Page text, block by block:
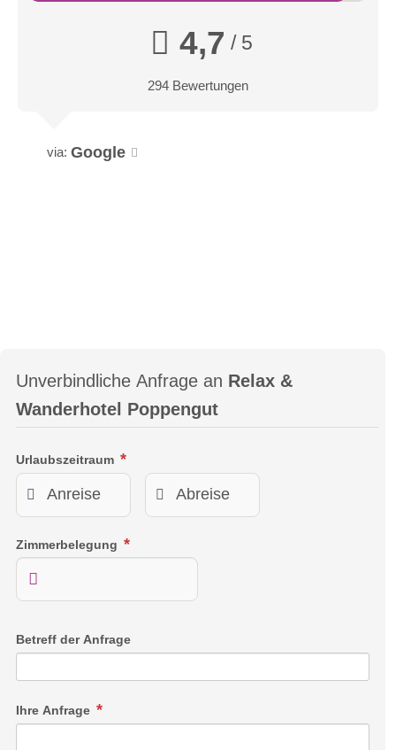
4,7 / 5
294 Bewertungen
via: Google
Unverbindliche Anfrage an Relax &
Wanderhotel Poppengut
Urlaubszeitraum
Zimmerbelegung
Betreff der Anfrage
Ihre Anfrage